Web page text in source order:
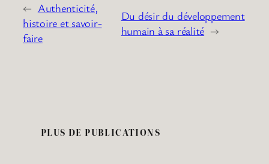
← Authenticité,
histoire et savoir-
faire
Du désir du développement
humain à sa réalité →
PLUS DE PUBLICATIONS